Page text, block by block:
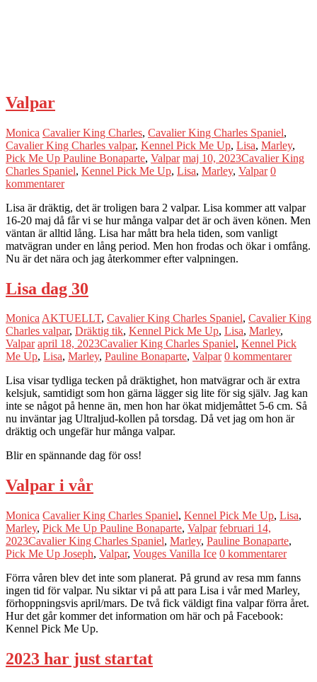
Valpar
Monica Cavalier King Charles, Cavalier King Charles Spaniel,
Cavalier King Charles valpar, Kennel Pick Me Up, Lisa, Marley,
Pick Me Up Pauline Bonaparte, Valpar maj 10, 2023Cavalier King
Charles Spaniel, Kennel Pick Me Up, Lisa, Marley, Valpar 0
kommentarer
Lisa är dräktig, det är troligen bara 2 valpar. Lisa kommer att valpar
16-20 maj då får vi se hur många valpar det är och även könen. Men
väntan är alltid lång. Lisa har mått bra hela tiden, som vanligt
matvägran under en lång period. Men hon frodas och ökar i omfång.
Nu är det nära och jag återkommer efter valpningen.
Lisa dag 30
MonicaAKTUELLT, Cavalier King Charles Spaniel, Cavalier King
Charles valpar, Dräktig tik, Kennel Pick Me Up, Lisa, Marley,
Valpar april 18, 2023Cavalier King Charles Spaniel, Kennel Pick
Me Up, Lisa, Marley, Pauline Bonaparte, Valpar 0 kommentarer
Lisa visar tydliga tecken på dräktighet, hon matvägrar och är extra
kelsjuk, samtidigt som hon gärna lägger sig lite för sig själv. Jag kan
inte se något på henne än, men hon har ökat midjemåttet 5-6 cm. Så
nu inväntar jag Ultraljud-kollen på torsdag. Då vet jag om hon är
dräktig och ungefär hur många valpar.
Blir en spännande dag för oss!
Valpar i vår
Monica Cavalier King Charles Spaniel, Kennel Pick Me Up, Lisa,
Marley, Pick Me Up Pauline Bonaparte, Valpar februari 14,
2023Cavalier King Charles Spaniel, Marley, Pauline Bonaparte,
Pick Me Up Joseph, Valpar, Vouges Vanilla Ice 0 kommentarer
Förra våren blev det inte som planerat. På grund av resa mm fanns
ingen tid för valpar. Nu siktar vi på att para Lisa i vår med Marley,
förhoppningsvis april/mars. De två fick väldigt fina valpar förra året.
Hur det går kommer det information om här och på Facebook:
Kennel Pick Me Up.
2023 har just startat